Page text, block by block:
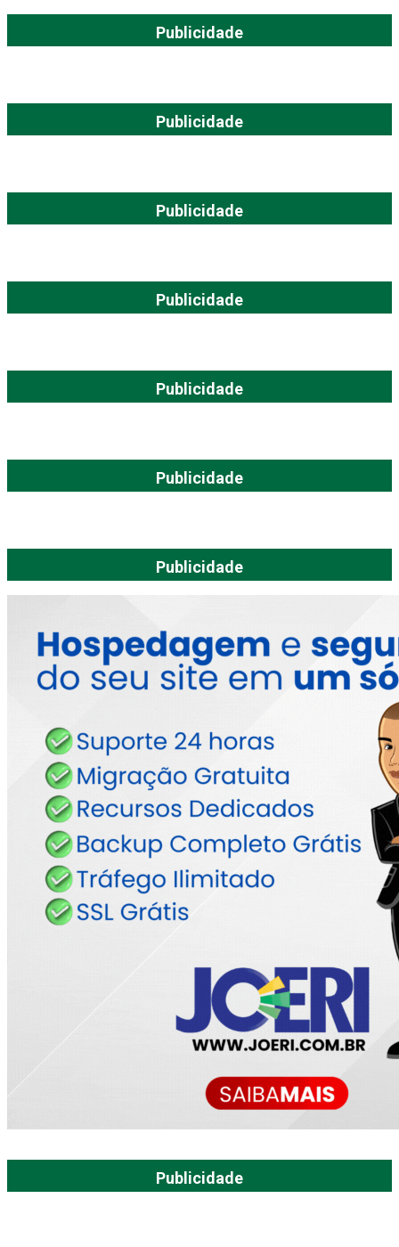
Publicidade
Publicidade
Publicidade
Publicidade
Publicidade
Publicidade
Publicidade
Publicidade